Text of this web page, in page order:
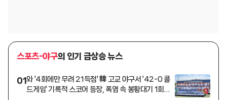
스포츠-야구의 인기 급상승 뉴스
01와 '4회에만 무려 21득점' 韓 고교 야구서 '42-0 콜
드게임' 기록적 스코어 등장, 폭염 속 봉황대기 1회전